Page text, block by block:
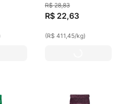
Cápsulas 55g
R$ 28,83
R$ 22,63
(R$ 411,45/kg)